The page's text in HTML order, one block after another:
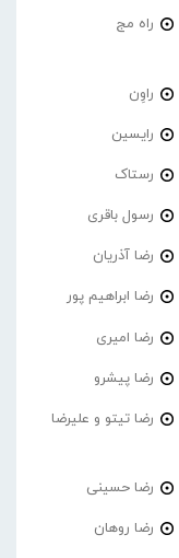
راه مج
راوِن
رایسین
رستاک
رسول باقری
رضا آذریان
رضا ابراهیم پور
رضا امیری
رضا پیشرو
رضا تیتو و علیرضا
رضا حسینی
رضا روهان